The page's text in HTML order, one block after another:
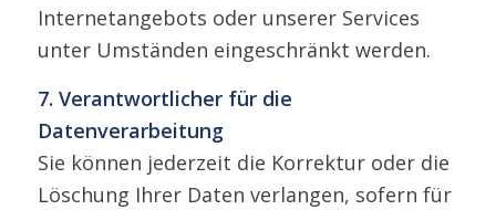
Internetangebots oder unserer Services
unter Umständen eingeschränkt werden.
7. Verantwortlicher für die
Datenverarbeitung
Sie können jederzeit die Korrektur oder die
Löschung Ihrer Daten verlangen, sofern für